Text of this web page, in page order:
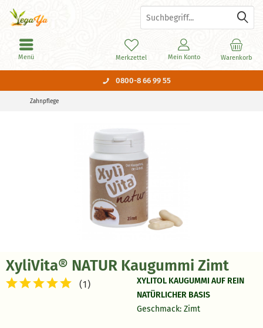
0800-8 66 99 55
Warenkorb
Merkzettel Mein Konto
Menü
Zahnpflege
XyliVita® NATUR Kaugummi Zimt
(1)
XYLITOL KAUGUMMI AUF REIN
NATÜRLICHER BASIS
Geschmack: Zimt